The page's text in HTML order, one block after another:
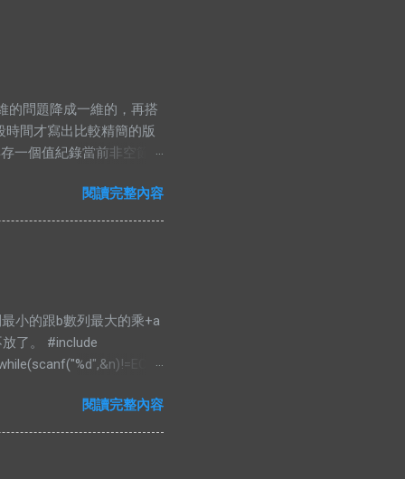
的問題降成一維的，再搭
間才寫出比較精簡的版
一個值紀錄當前非空節點
using namespace std;
PII; #define FF first
閱讀完整內容
小的跟b數列最大的乘+a
了。 #include
long long)arr1[i]*
閱讀完整內容